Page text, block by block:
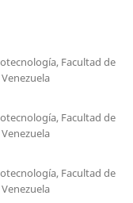
Facultad de
Facultad de
Facultad de